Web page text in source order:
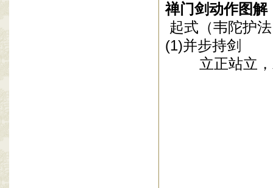
禅门剑动作图解
起式（韦陀护
(1)并步持剑
立正站立，